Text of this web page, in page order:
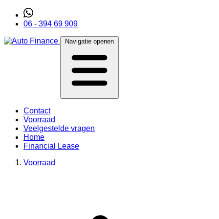
06 - 394 69 909
Navigatie openen
Contact
Voorraad
Veelgestelde vragen
Home
Financial Lease
Voorraad